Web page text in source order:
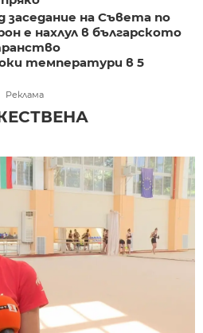
заседание на Съвета по
е нахлул в българското
температури в 5
Реклама